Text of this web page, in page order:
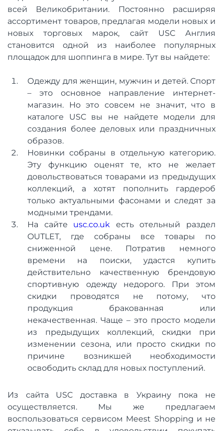
всей Великобритании. Постоянно расширяя
ассортимент товаров, предлагая модели новых и
новых торговых марок, сайт USC Англия
становится одной из наиболее популярных
площадок для шоппинга в мире. Тут вы найдете:
Одежду для женщин, мужчин и детей. Спорт
– это основное направление интернет-
магазин. Но это совсем не значит, что в
каталоге USC вы не найдете модели для
создания более деловых или праздничных
образов.
Новинки собраны в отдельную категорию.
Эту функцию оценят те, кто не желает
довольствоваться товарами из предыдущих
коллекций, а хотят пополнить гардероб
только актуальными фасонами и следят за
модными трендами.
На сайте usc.co.uk есть отельный раздел
OUTLET, где собраны все товары по
сниженной цене. Потратив немного
времени на поиски, удастся купить
действительно качественную брендовую
спортивную одежду недорого. При этом
скидки проводятся не потому, что
продукция бракованная или
некачественная. Чаще – это просто модели
из предыдущих коллекций, скидки при
изменении сезона, или просто скидки по
причине возникшей необходимости
освободить склад для новых поступлений.
Из сайта USC доставка в Украину пока не
осуществляется. Мы же предлагаем
воспользоваться сервисом Meest Shopping и не